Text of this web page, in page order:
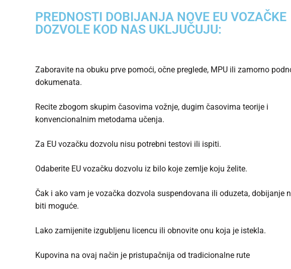
PREDNOSTI DOBIJANJA NOVE EU VOZAČKE
DOZVOLE KOD NAS UKLJUČUJU:
Zaboravite na obuku prve pomoći, očne preglede, MPU ili zamorno
dokumenata.
Recite zbogom skupim časovima vožnje, dugim časovima teorije i
konvencionalnim metodama učenja.
Za EU vozačku dozvolu nisu potrebni testovi ili ispiti.
Odaberite EU vozačku dozvolu iz bilo koje zemlje koju želite.
Čak i ako vam je vozačka dozvola suspendovana ili oduzeta, dobijanje
biti moguće.
Lako zamijenite izgubljenu licencu ili obnovite onu koja je istekla.
Kupovina na ovaj način je pristupačnija od tradicionalne rute